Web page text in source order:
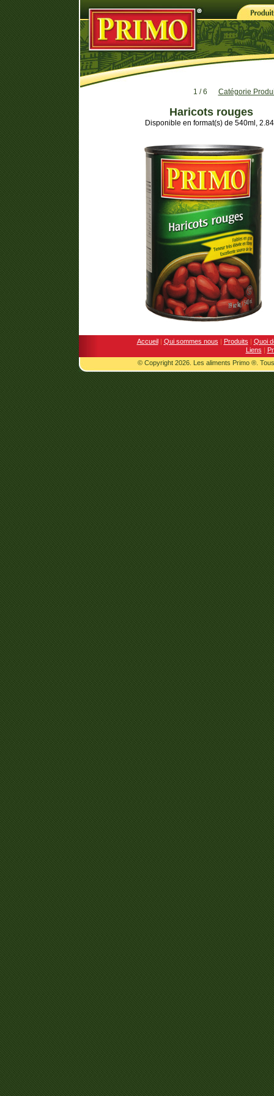
1 / 6 Catégorie
Haricots rouges
Disponible en format(s) de 540ml,
Accueil | Qui sommes nous | Produits | Quoi
Liens |
© Copyright 2026. Les aliments Primo ®.